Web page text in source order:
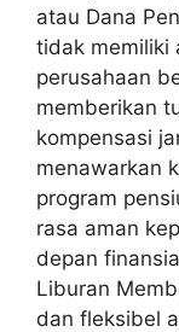
atau Dana
tidak memiliki
perusahaan
memberikan
kompensasi
menawarkan
program
rasa aman
depan
Liburan
dan fleksibel